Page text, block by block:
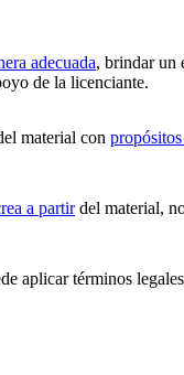
adecuada, brindar un
de la licenciante.
material con
a partirdel material,
aplicar términos